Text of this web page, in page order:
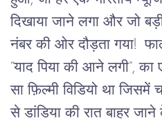
दिखाया जाने लगा और जो
नंबर की ओर दौड़ता गया!
“याद पिया की आने लगी”, का
सा फ़िल्मी विडियो था जिसमें
से डांडिया की रात बाहर